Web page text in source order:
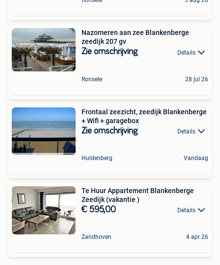
Nazomeren aan zee Blankenberge
zeedijk 207 gv
Zie omschrijving Details
Ronsele 28 jul 26
Frontaal zeezicht, zeedijk Blankenberge
+ Wifi + garagebox
Zie omschrijving Details
Huldenberg Vandaag
Te Huur Appartement Blankenberge
Zeedijk (vakantie )
€ 595,00 Details
Zandhoven 4 apr 26